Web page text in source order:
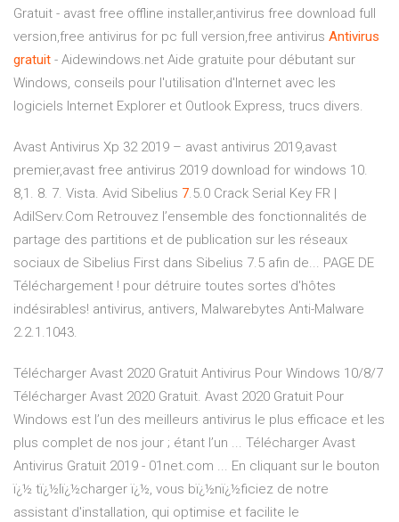
Gratuit - avast free offline installer,antivirus free download full
version,free antivirus for pc full version,free antivirus Antivirus
gratuit - Aidewindows.net Aide gratuite pour débutant sur
Windows, conseils pour l'utilisation d'Internet avec les
logiciels Internet Explorer et Outlook Express, trucs divers.
Avast Antivirus Xp 32 2019 – avast antivirus 2019,avast
premier,avast free antivirus 2019 download for windows 10.
8,1. 8. 7. Vista. Avid Sibelius 7.5.0 Crack Serial Key FR |
AdilServ.Com Retrouvez l’ensemble des fonctionnalités de
partage des partitions et de publication sur les réseaux
sociaux de Sibelius First dans Sibelius 7.5 afin de... PAGE DE
Téléchargement ! pour détruire toutes sortes d'hôtes
indésirables! antivirus, antivers, Malwarebytes Anti-Malware
2.2.1.1043.
Télécharger Avast 2020 Gratuit Antivirus Pour Windows 10/8/7
Télécharger Avast 2020 Gratuit. Avast 2020 Gratuit Pour
Windows est l’un des meilleurs antivirus le plus efficace et les
plus complet de nos jour ; étant l’un ... Télécharger Avast
Antivirus Gratuit 2019 - 01net.com ... En cliquant sur le bouton
ï¿½ tï¿½lï¿½charger ï¿½, vous bï¿½nï¿½ficiez de notre
assistant d'installation, qui optimise et facilite le